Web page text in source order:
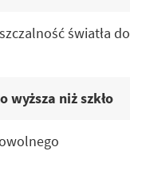
światła do
wyższa niż szkło